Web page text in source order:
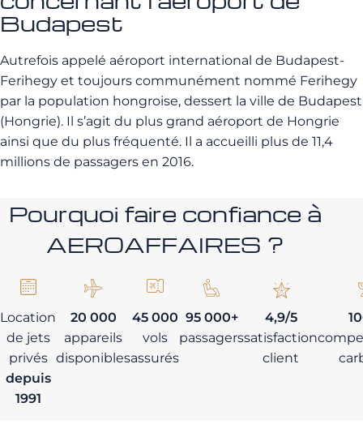
Budapest
Autrefois appelé aéroport international de Budapest-
Ferihegy et toujours communément nommé Ferihegy
par la population hongroise, dessert la ville de Budapest
(Hongrie). Il s’agit du plus grand aéroport de Hongrie
ainsi que du plus fréquenté. Il a accueilli plus de 11,4
millions de passagers en 2016.
Pourquoi faire confiance à
AEROAFFAIRES ?
Location
de jets
privés
depuis
1991
20 000
appareils
disponibles
45 000
vols
assurés
95 000+
passagers
4,9/5
satisfaction
client